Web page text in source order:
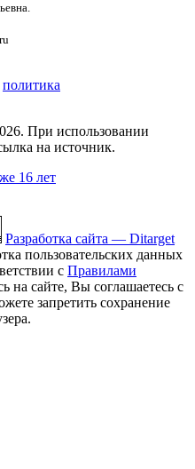
политика
При использовании
на источник.
16 лет
Разработка сайта — Ditarget
пользовательских данных
с Правилами
на сайте, Вы соглашаетесь с
запретить сохранение